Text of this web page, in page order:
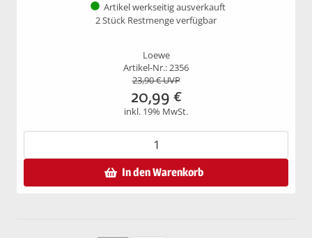
Artikel werkseitig ausverkauft
2 Stück Restmenge verfügbar
Loewe
Artikel-Nr.: 2356
23,90€ UVP
20,99 €
inkl. 19% MwSt.
In den Warenkorb